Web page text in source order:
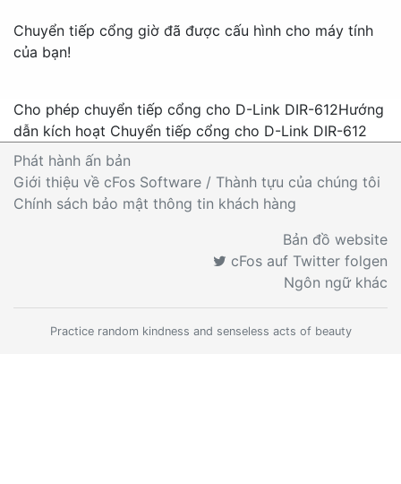
Chuyển tiếp cổng giờ đã được cấu hình cho máy tính
của bạn!
Cho phép chuyển tiếp cổng cho D-Link DIR-612Hướng
dẫn kích hoạt Chuyển tiếp cổng cho D-Link DIR-612
Phát hành ấn bản
Giới thiệu về cFos Software / Thành tựu của chúng tôi
Chính sách bảo mật thông tin khách hàng
Bản đồ website
cFos auf Twitter folgen
Ngôn ngữ khác
Practice random kindness and senseless acts of beauty